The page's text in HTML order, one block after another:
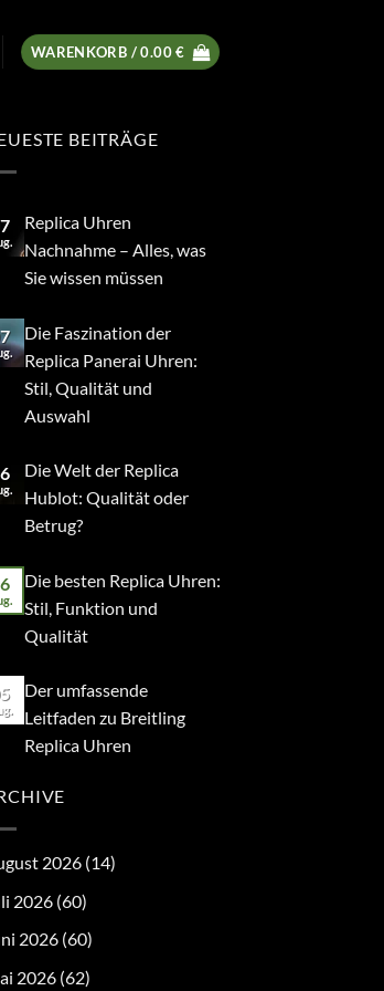
WARENKORB /0.00€
BEITRÄGE
Replica Uhren
Nachnahme – Alles, was
Sie wissen müssen
Die Faszination der
Replica Panerai Uhren:
Stil, Qualität und
Auswahl
Die Welt der Replica
Hublot: Qualität oder
Betrug?
Die besten Replica Uhren:
Stil, Funktion und
Qualität
Der umfassende
Leitfaden zu Breitling
Replica Uhren
2026(14)
2026(60)
2026(60)
2026(62)